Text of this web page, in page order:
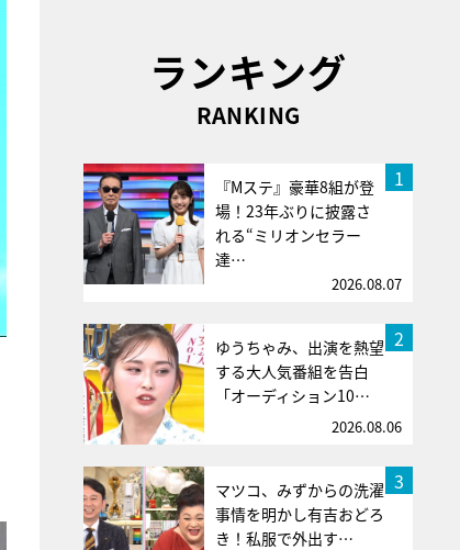
ランキング
RANKING
1
『Mステ』豪華8組が登
場！23年ぶりに披露さ
れる“ミリオンセラー
達…
2026.08.07
2
ゆうちゃみ、出演を熱望
する大人気番組を告白
「オーディション10…
2026.08.06
3
マツコ、みずからの洗濯
事情を明かし有吉おどろ
き！私服で外出す…